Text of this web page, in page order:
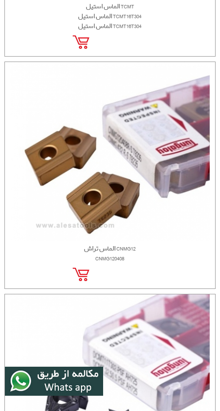
الماس استیل TCMT
الماس استیل TCMT16T304
الماس استیل TCMT16T304
الماس تراش CNMG12
CNMG120408